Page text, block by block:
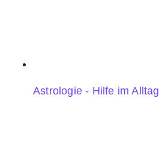
Astrologie - Hilfe im Alltag